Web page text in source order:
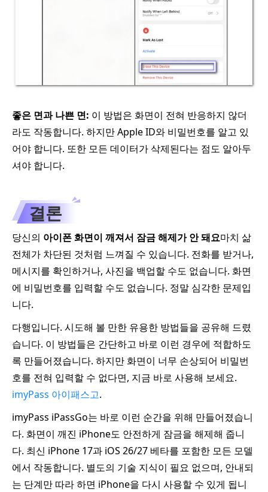
좋은 면과 나쁜 면: 이 방법은 화면이 전혀 반응하지 않더
라도 작동합니다. 하지만 Apple ID와 비밀번호를 알고 있
어야 합니다. 또한 모든 데이터가 삭제된다는 점도 알아두
셔야 합니다.
결론
당신의 아이폰 화면이 깨져서 잠금 해제가 안 돼요마치 삶
전체가 차단된 것처럼 느껴질 수 있습니다. 전화를 받거나,
메시지를 확인하거나, 사진을 백업할 수도 없습니다. 화면
에 비밀번호를 입력할 수도 없습니다. 정말 심각한 문제입
니다.
다행입니다. 시도해 볼 만한 유용한 방법들을 공유해 드렸
습니다. 이 방법들은 간단하고 바로 이런 경우에 적합하도
록 만들어졌습니다. 하지만 화면이 너무 손상되어 비밀번
호를 전혀 입력할 수 없다면, 지금 바로 사용해 보세요.
imyPass 아이패스고.
imyPass iPassGo는 바로 이런 순간을 위해 만들어졌습니
다. 화면이 깨진 iPhone도 안전하게 잠금을 해제해 줍니
다. 최신 iPhone 17과 iOS 26/27 베타를 포함한 모든 모델
에서 작동합니다. 별도의 기술 지식이 필요 없으며, 안내되
는 단계만 따라 하면 iPhone을 다시 사용할 수 있게 됩니